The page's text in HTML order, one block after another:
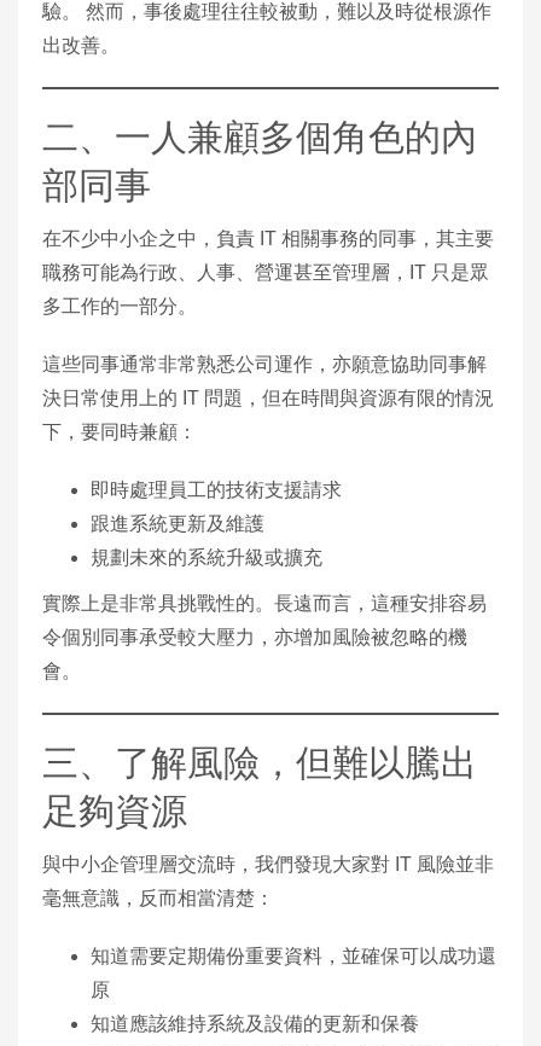
驗。 然而，事後處理往往較被動，難以及時從根源作
出改善。
二、一人兼顧多個角色的內
部同事
在不少中小企之中，負責 IT 相關事務的同事，其主要
職務可能為行政、人事、營運甚至管理層，IT 只是眾
多工作的一部分。
這些同事通常非常熟悉公司運作，亦願意協助同事解
決日常使用上的 IT 問題，但在時間與資源有限的情況
下，要同時兼顧：
即時處理員工的技術支援請求
跟進系統更新及維護
規劃未來的系統升級或擴充
實際上是非常具挑戰性的。長遠而言，這種安排容易
令個別同事承受較大壓力，亦增加風險被忽略的機
會。
三、了解風險，但難以騰出
足夠資源
與中小企管理層交流時，我們發現大家對 IT 風險並非
毫無意識，反而相當清楚：
知道需要定期備份重要資料，並確保可以成功還
原
知道應該維持系統及設備的更新和保養